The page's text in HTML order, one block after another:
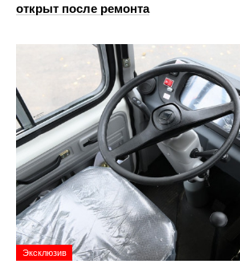
открыт после ремонта
Эксклюзив